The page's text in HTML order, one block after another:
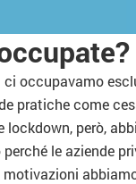
occupavamo
pratiche come
lockdown, però,
le aziende
motivazioni